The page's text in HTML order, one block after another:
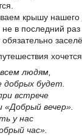
крышу
в последний
людям,
будет.
встрече
«Добрый вечер».
у нас
час».